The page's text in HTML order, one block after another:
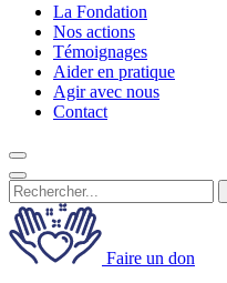
La Fondation
Nos actions
Témoignages
Aider en pratique
Agir avec nous
Contact
Faire un don